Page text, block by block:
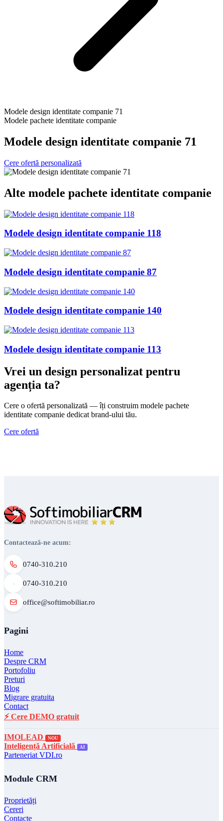
Modele design identitate companie 71
Modele pachete identitate companie
Modele design identitate companie 71
Cere ofertă personalizată
Alte modele pachete identitate companie
Modele design identitate companie 118
Modele design identitate companie 87
Modele design identitate companie 140
Modele design identitate companie 113
Vrei un design personalizat pentru
agenția ta?
Cere o ofertă personalizată — îți construim modele pachete
identitate companie dedicat brand-ului tău.
Cere ofertă
Contactează-ne acum:
0740-310.210
0740-310.210
office@softimobiliar.ro
Pagini
Home
Despre CRM
Portofoliu
Preturi
Blog
Migrare gratuita
Contact
⚡ Cere DEMO gratuit
IMOLEAD NOU
Inteligență Artificială AI
Parteneriat VDI.ro
Module CRM
Proprietăți
Cereri
Contacte